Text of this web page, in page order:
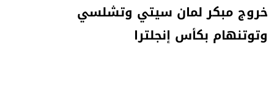
خروج مبكر لمان سيتي وتشلسي
وتوتنهام بكأس إنجلترا